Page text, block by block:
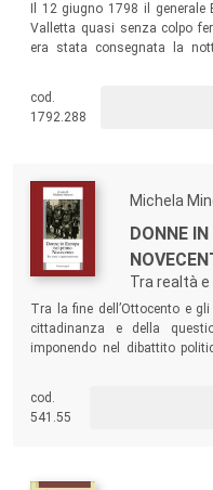
Il 12 giugno 1798 il generale
Valletta quasi senza colpo
era stata consegnata la
sovranità sull’arcipelago
internazionale e lo studio di
volume analizza le molteplici
storia giovannita al suo
cod.
1792.288
Michela
DONNE
Tra realtà
Tra la fine dell’Ottocento e
cittadinanza e della
imponendo nel dibattito
intende esplorare la realtà
confrontandola con la sua
letteratura. Uno sguardo
cod.
541.55